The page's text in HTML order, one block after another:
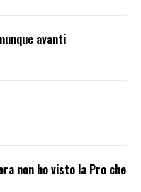
avanti
non ho visto la Pro che